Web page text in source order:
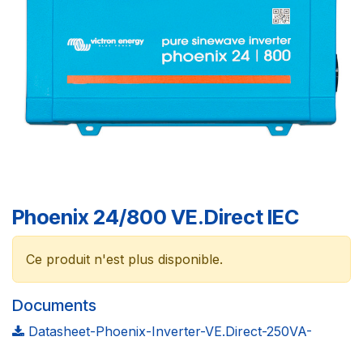
Phoenix 24/800 VE.Direct IEC
Ce produit n'est plus disponible.
Documents
Datasheet-Phoenix-Inverter-VE.Direct-250VA-